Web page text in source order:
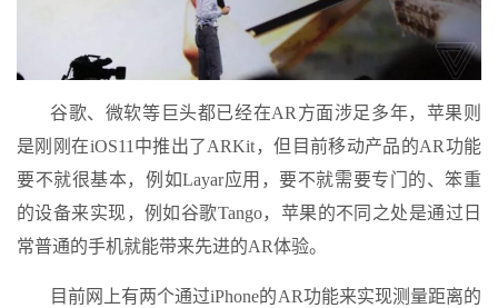
谷歌、微软等巨头都已经在AR方面涉足多年，苹果则
是刚刚在iOS11中推出了ARKit，但目前移动产品的AR功能
要不就很基本，例如Layar应用，要不就需要专门的、笨重
的设备来实现，例如谷歌Tango，苹果的不同之处是通过日
常普通的手机就能带来先进的AR体验。
目前网上有两个通过iPhone的AR功能来实现测量距离的